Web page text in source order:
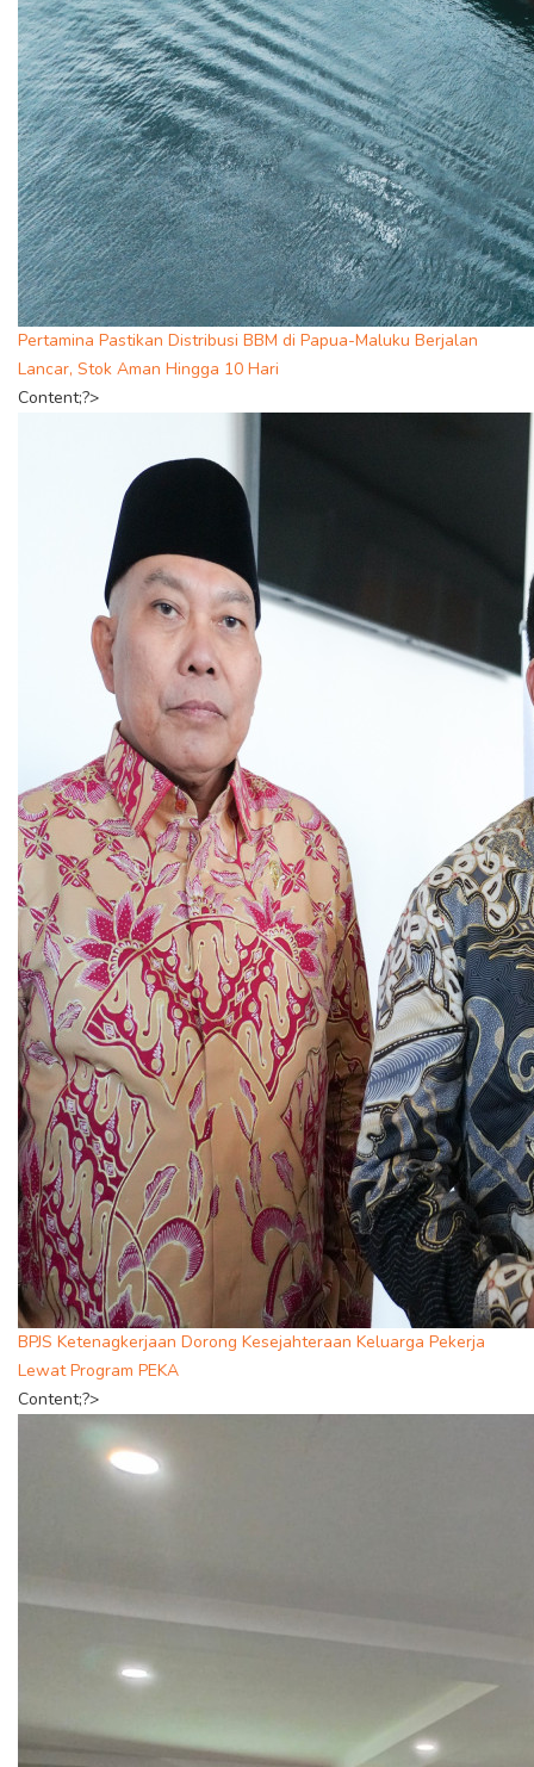
Pertamina Pastikan Distribusi BBM di Papua-Maluku Berjalan
Lancar, Stok Aman Hingga 10 Hari
Content;?>
BPJS Ketenagkerjaan Dorong Kesejahteraan Keluarga Pekerja
Lewat Program PEKA
Content;?>